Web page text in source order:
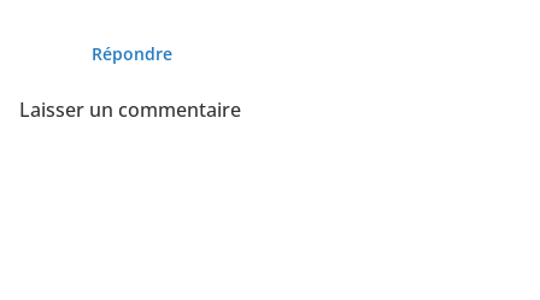
Répondre
Laisser un commentaire